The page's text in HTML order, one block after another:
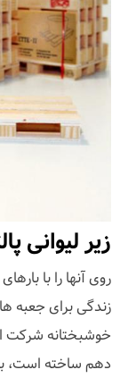
زیر لیوانی
روی آنها را با
زندگی برای جعبه
دهم ساخته است،